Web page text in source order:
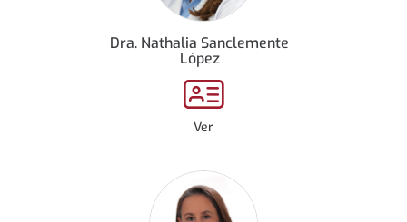
Dra. Nathalia Sanclemente
López
Ver